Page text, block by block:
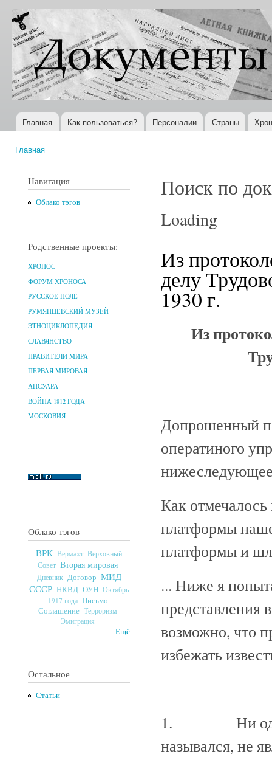
Документы
XX века
Всемирная
история в
Интернете
Главное меню
Главная Как пользоваться? Персоналии Страны
Главная
Навигация
Облако тэгов
Родственные проекты:
ХРОНОС
ФОРУМ ХРОНОСА
РУССКОЕ ПОЛЕ
РУМЯНЦЕВСКИЙ МУЗЕЙ
ЭТНОЦИКЛОПЕДИЯ
СЛАВЯНСТВО
ПРАВИТЕЛИ МИРА
ПЕРВАЯ МИРОВАЯ
АПСУАРА
ВОЙНА 1812 ГОДА
МОСКОВИЯ
Облако тэгов
ВРК Вермахт Верховный
Совет Вторая мировая
Дневник Договор МИД
СССР НКВД ОУН Октябрь
1917 года Письмо
Соглашение Терроризм
Эмиграция
Ещё
Остальное
Статьи
Поиск по
Loading
Из
делу
1930 г.
Из
Допрошенный
оператиного
Как
платформы
платформы и
... Ниже я
возможно, что
избежать
1. Ни один
назывался, не